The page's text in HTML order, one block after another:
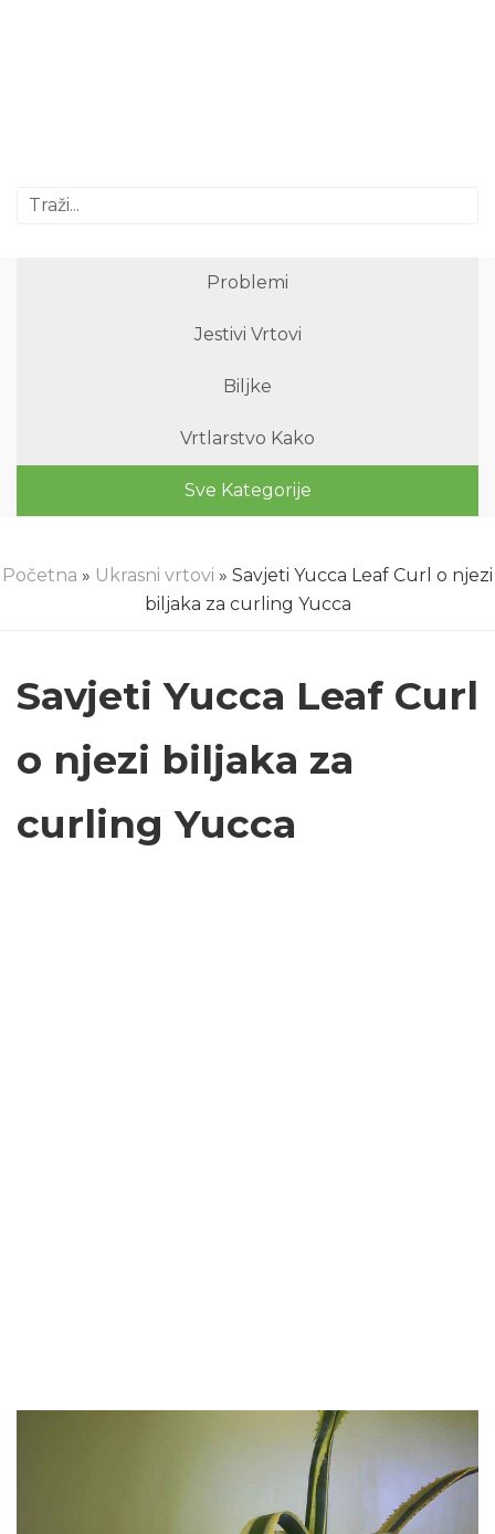
Problemi
Jestivi Vrtovi
Biljke
Vrtlarstvo Kako
Sve Kategorije
Početna » Ukrasni vrtovi » Savjeti Yucca Leaf Curl o njezi
biljaka za curling Yucca
Savjeti Yucca Leaf Curl
o njezi biljaka za
curling Yucca